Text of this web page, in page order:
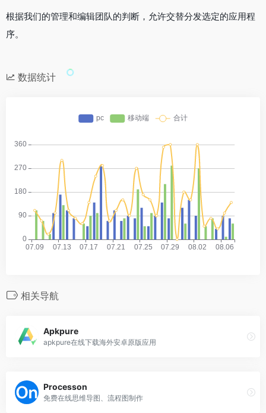
根据我们的管理和编辑团队的判断，允许交替分发选定的应用程
序。
数据统计
相关导航
Apkpure
apkpure在线下载海外安卓原版应用
Processon
免费在线思维导图、流程图制作